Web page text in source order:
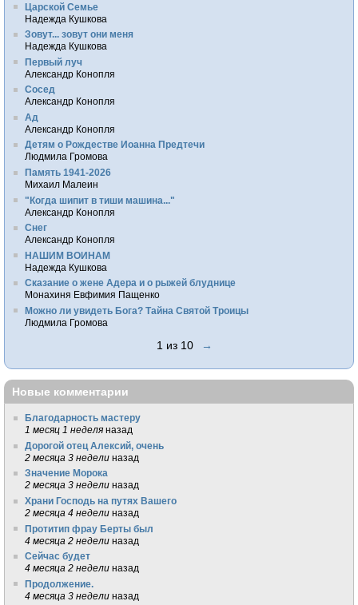
Царской Семье
Надежда Кушкова
Зовут... зовут они меня
Надежда Кушкова
Первый луч
Александр Конопля
Сосед
Александр Конопля
Ад
Александр Конопля
Детям о Рождестве Иоанна Предтечи
Людмила Громова
Память 1941-2026
Михаил Малеин
"Когда шипит в тиши машина..."
Александр Конопля
Снег
Александр Конопля
НАШИМ ВОИНАМ
Надежда Кушкова
Сказание о жене Адера и о рыжей блуднице
Монахиня Евфимия Пащенко
Можно ли увидеть Бога? Тайна Святой Троицы
Людмила Громова
1 из 10 →
Новые комментарии
Благодарность мастеру
1 месяц 1 неделя назад
Дорогой отец Алексий, очень
2 месяца 3 недели назад
Значение Морока
2 месяца 3 недели назад
Храни Господь на путях Вашего
2 месяца 4 недели назад
Протитип фрау Берты был
4 месяца 2 недели назад
Сейчас будет
4 месяца 2 недели назад
Продолжение.
4 месяца 3 недели назад